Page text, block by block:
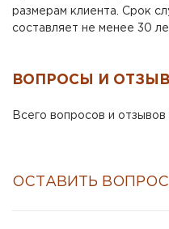
размерам клиента. Срок
составляет не менее 30
ВОПРОСЫ И
Всего вопросов и отзывов
ОСТАВИТЬ